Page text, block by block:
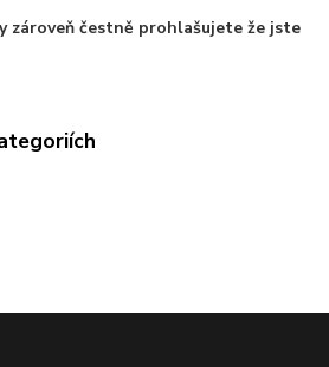
zároveň čestně prohlašujete že jste